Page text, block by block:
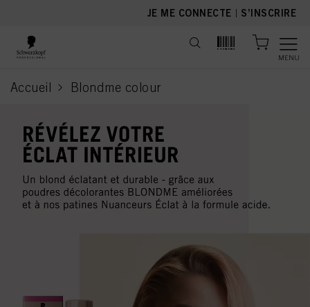
JE ME CONNECTE | S’INSCRIRE
MENU
Accueil Blondme colour
current page